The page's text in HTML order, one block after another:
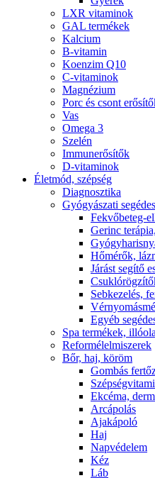
LXR vitaminok
GAL termékek
Kalcium
B-vitamin
Koenzim Q10
C-vitaminok
Magnézium
Porc és csont
Vas
Omega 3
Szelén
Immunerősítők
D-vitaminok
Életmód, szépség
Diagnosztika
Gyógyászati
Fekvőbeteg-
Gerinc
Hőmérők,
Járást segítő
Sebkezelés,
Egyéb
Spa termékek,
Reformélelmiszerek
Bőr, haj, köröm
Gombás
Ekcéma,
Arcápolás
Ajakápoló
Haj
Napvédelem
Kéz
Láb